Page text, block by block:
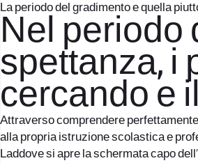
La periodo del gradimento e quella
Nel periodo
spettanza, i
cercando e
Attraverso comprendere
alla propria istruzione scolastica e
Laddove si apre la schermata capo